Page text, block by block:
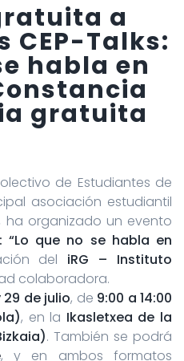
a
CEP-Talks:
habla en
gratuita
de Estudiantes de
asociación estudiantil
ha organizado un evento
“Lo que no se habla en
del iRG – Instituto
colaboradora.
29 de julio, de 9:00 a 14:00
, en la Ikasletxea de la
. También se podrá
, y en ambos formatos